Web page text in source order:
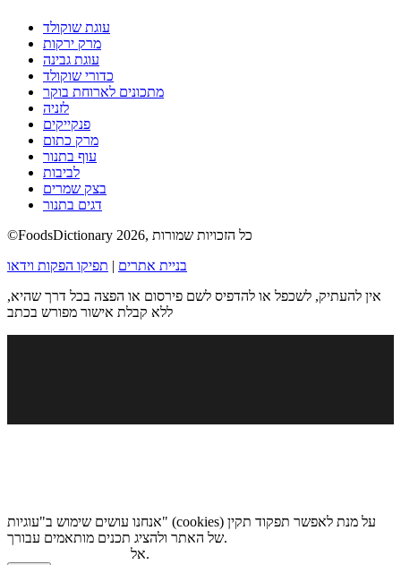
עוגת שוקולד
מרק ירקות
עוגת גבינה
כדורי שוקולד
מתכונים לארוחת בוקר
לזניה
פנקייקים
מרק כתום
עוף בתנור
לביבות
בצק שמרים
דגים בתנור
©FoodsDictionary 2026, כל הזכויות שמורות
בניית אתרים | תפיקו הפקות וידאו
אין להעתיק, לשכפל או להדפיס לשם פירסום או הפצה בכל דרך שהיא,
ללא קבלת אישור מפורש בכתב
אנחנו עושים שימוש ב"עוגיות" (cookies) על מנת לאפשר תפקוד תקין
של האתר ולהציג תכנים מותאמים עבורך.
אל.